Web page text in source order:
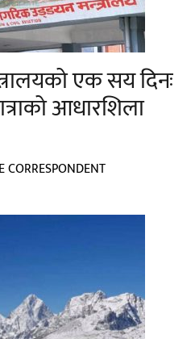
एक सय दिनः
आधारशिला
CORRESPONDENT